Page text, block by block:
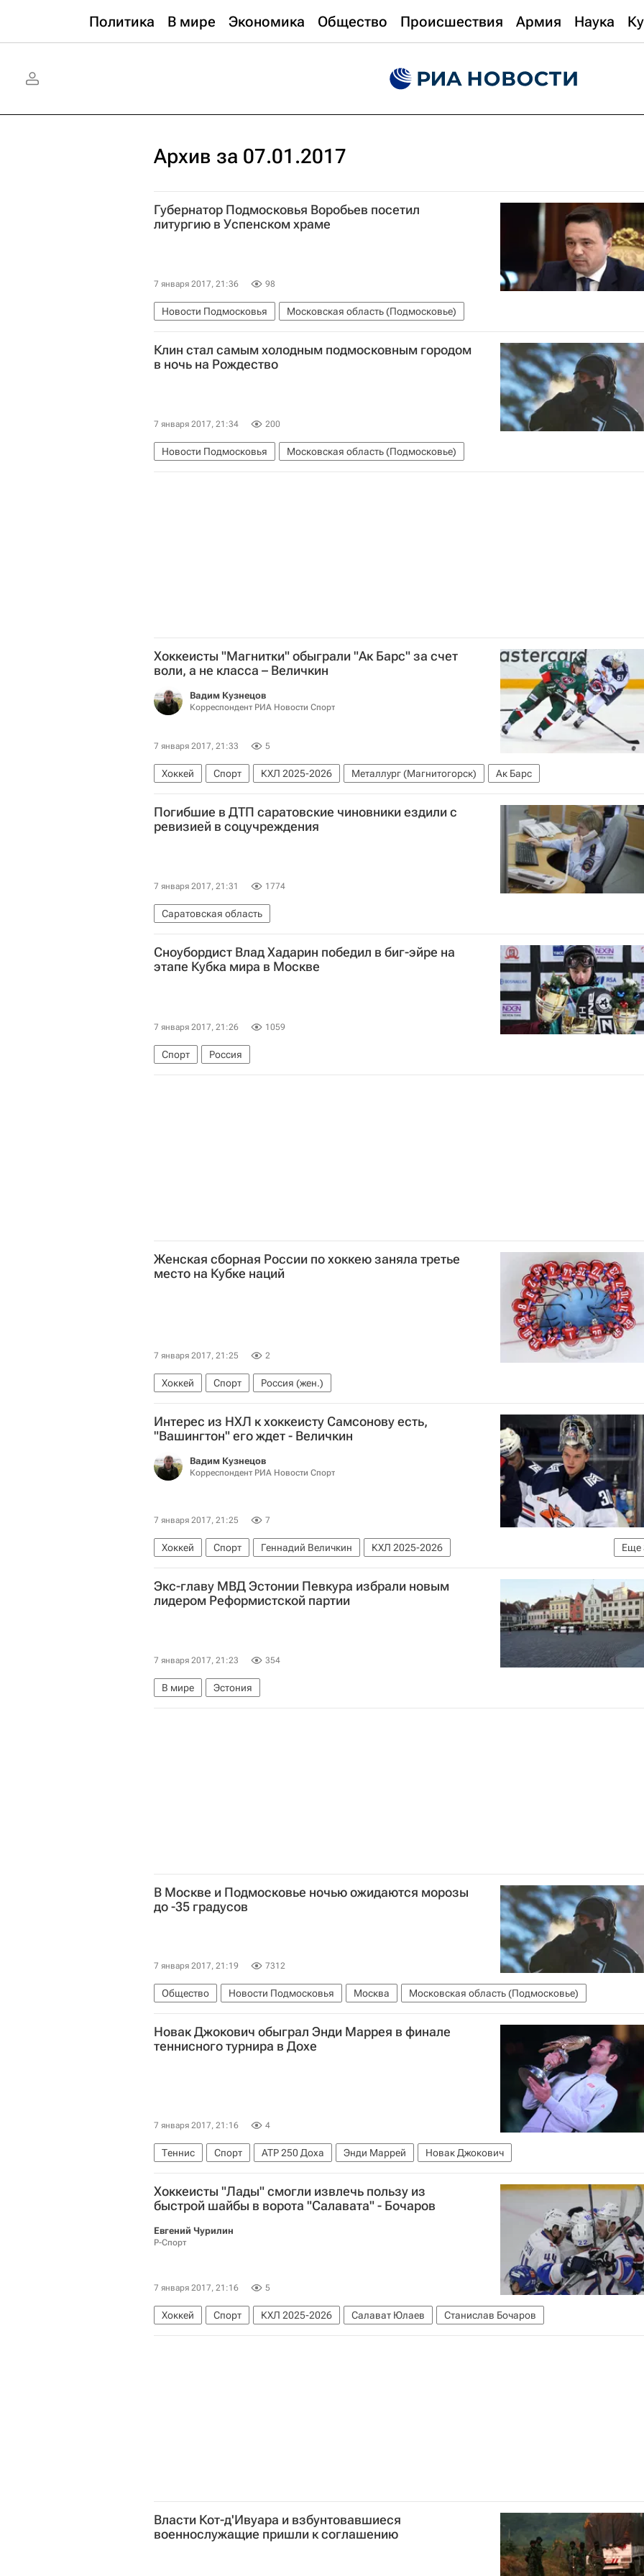
Политика В мире Экономика Общество Происшествия Армия Наука
Архив за 07.01.2017
Губернатор Подмосковья Воробьев посетил
литургию в Успенском храме
7 января 2017, 21:36 98
Новости Подмосковья Московская область (Подмосковье)
Клин стал самым холодным подмосковным городом
в ночь на Рождество
7 января 2017, 21:34 200
Новости Подмосковья Московская область (Подмосковье)
Хоккеисты "Магнитки" обыграли "Ак Барс" за счет
воли, а не класса – Величкин
Вадим Кузнецов
Корреспондент РИА Новости Спорт
7 января 2017, 21:33 5
Хоккей Спорт КХЛ 2025-2026 Металлург (Магнитогорск) Ак Барс
Погибшие в ДТП саратовские чиновники ездили с
ревизией в соцучреждения
7 января 2017, 21:31 1774
Саратовская область
Сноубордист Влад Хадарин победил в биг-эйре на
этапе Кубка мира в Москве
7 января 2017, 21:26 1059
Спорт Россия
Женская сборная России по хоккею заняла третье
место на Кубке наций
7 января 2017, 21:25 2
Хоккей Спорт Россия (жен.)
Интерес из НХЛ к хоккеисту Самсонову есть,
"Вашингтон" его ждет - Величкин
Вадим Кузнецов
Корреспондент РИА Новости Спорт
7 января 2017, 21:25 7
Еще
Хоккей Спорт Геннадий Величкин
КХЛ 2025-2026
Национальная хоккейная лига (НХЛ)
Металлург (Магнитогорск) Вашингтон Кэпиталз
Экс-главу МВД Эстонии Певкура избрали новым
лидером Реформистской партии
7 января 2017, 21:23 354
В мире Эстония
В Москве и Подмосковье ночью ожидаются морозы
до -35 градусов
7 января 2017, 21:19 7312
Общество Новости Подмосковья Москва Московская область (Подмосковье)
Новак Джокович обыграл Энди Маррея в финале
теннисного турнира в Дохе
7 января 2017, 21:16 4
Теннис Спорт ATP 250 Доха Энди Маррей Новак Джокович
Хоккеисты "Лады" смогли извлечь пользу из
быстрой шайбы в ворота "Салавата" - Бочаров
Евгений Чурилин
Р-Спорт
7 января 2017, 21:16 5
Хоккей Спорт КХЛ 2025-2026 Салават Юлаев Станислав Бочаров
Власти Кот-д'Ивуара и взбунтовавшиеся
военнослужащие пришли к соглашению